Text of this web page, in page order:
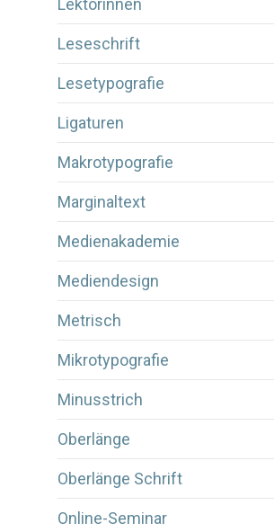
Lektorinnen
Leseschrift
Lesetypografie
Ligaturen
Makrotypografie
Marginaltext
Medienakademie
Mediendesign
Metrisch
Mikrotypografie
Minusstrich
Oberlänge
Oberlänge Schrift
Online-Seminar